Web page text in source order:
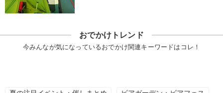
おでかけトレンド
今みんなが気になっているおでかけ関連キーワードはコレ！